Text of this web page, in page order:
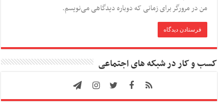
من در مرورگر برای زمانی که دوباره دیدگاهی می‌نویسم.
کسب و کار در شبکه های اجتماعی